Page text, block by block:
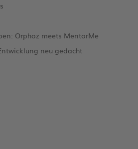
Orphoz meets MentorMe
neu gedacht